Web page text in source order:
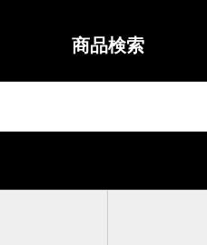
商品検索